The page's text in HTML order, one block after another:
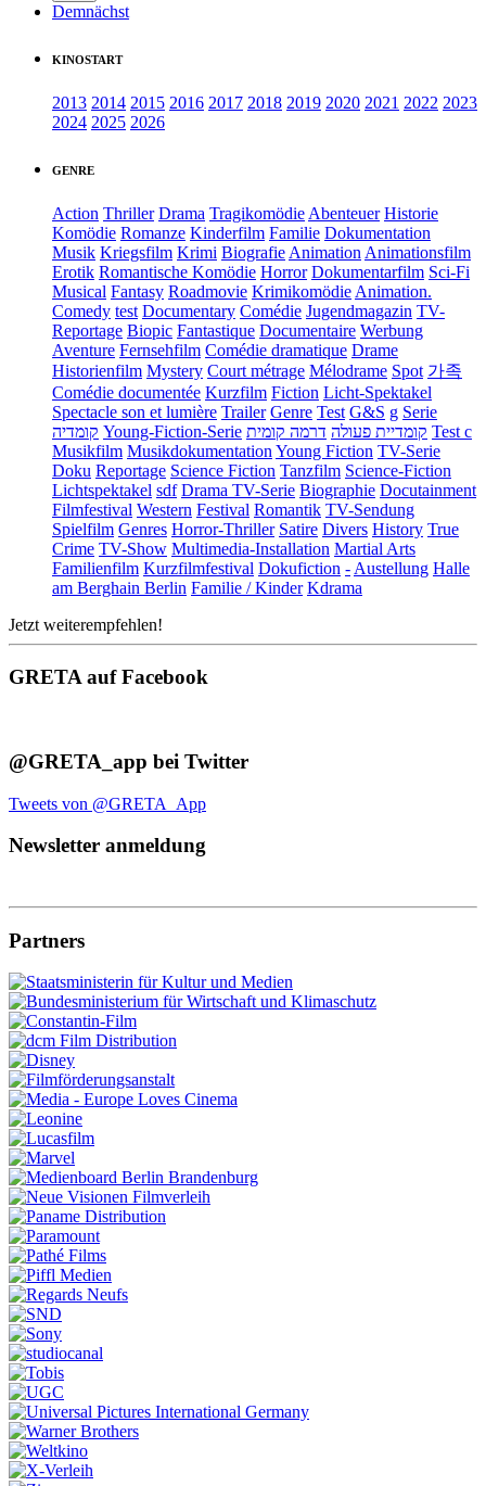
Demnächst
KINOSTART
2013 2014 2015 2016 2017 2018 2019 2020 2021 2022 2023
2024 2025 2026
GENRE
Action Thriller Drama Tragikomödie Abenteuer Historie
Komödie Romanze Kinderfilm Familie Dokumentation
Musik Kriegsfilm Krimi Biografie Animation Animationsfilm
Erotik Romantische Komödie Horror Dokumentarfilm Sci-Fi
Musical Fantasy Roadmovie Krimikomödie Animation.
Comedy test Documentary Comédie Jugendmagazin TV-
Reportage Biopic Fantastique Documentaire Werbung
Aventure Fernsehfilm Comédie dramatique Drame
Historienfilm Mystery Court métrage Mélodrame Spot 가족
Comédie documentée Kurzfilm Fiction Licht-Spektakel
Spectacle son et lumière Trailer Genre Test G&S g Serie
קומדיה Young-Fiction-Serie קומדיית פעולה דרמה קומית
Test c
Musikfilm Musikdokumentation Young Fiction TV-Serie
Doku Reportage Science Fiction Tanzfilm Science-Fiction
Lichtspektakel sdf Drama TV-Serie Biographie Docutainment
Filmfestival Western Festival Romantik TV-Sendung
Spielfilm Genres Horror-Thriller Satire Divers History True
Crime TV-Show Multimedia-Installation Martial Arts
Familienfilm Kurzfilmfestival Dokufiction - Austellung Halle
am Berghain Berlin Familie / Kinder Kdrama
Jetzt weiterempfehlen!
GRETA auf Facebook
@GRETA_app bei Twitter
Tweets von @GRETA_App
Newsletter anmeldung
Partners